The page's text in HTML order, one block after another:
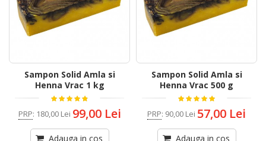
Sampon Solid Amla si
Henna Vrac 1 kg
PRP: 180,00 Lei 99,00 Lei
Adauga in cos
Sampon Solid Amla si
Henna Vrac 500 g
PRP: 90,00 Lei 57,00 Lei
Adauga in cos